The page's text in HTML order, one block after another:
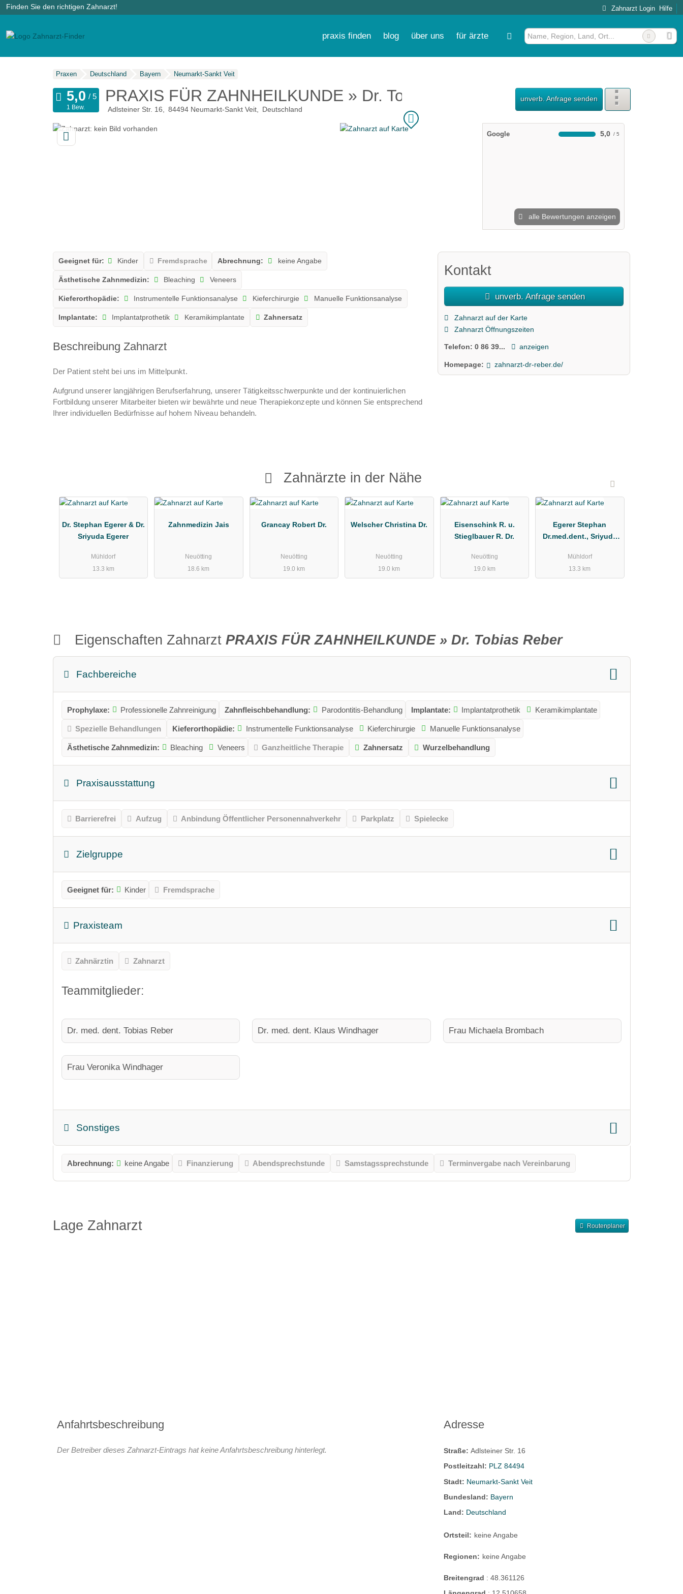
Finden Sie den richtigen Zahnarzt! Zahnarzt Login Hilfe
praxis finden blog über uns für ärzte
Praxen Deutschland Bayern Neumarkt-Sankt Veit
PRAXIS FÜR ZAHNHEILKUNDE » Dr. Tobias Reber
Adlsteiner Str. 16 84494 Neumarkt-Sankt Veit Deutschland
unverb. Anfrage senden
1 Bew.
Google 5,0
alle Bewertungen anzeigen
Geeignet für: Kinder Fremdsprache Abrechnung: keine Angabe
Ästhetische Zahnmedizin: Bleaching Veneers
Kieferorthopädie: Instrumentelle Funktionsanalyse Kieferchirurgie Manuelle Funktionsanalyse
Implantate: Implantatprothetik Keramikimplantate Zahnersatz
Beschreibung Zahnarzt
Der Patient steht bei uns im Mittelpunkt.
Aufgrund unserer langjährigen Berufserfahrung, unserer Tätigkeitsschwerpunkte und der kontinuierlichen
Fortbildung unserer Mitarbeiter bieten wir bewährte und neue Therapiekonzepte und können Sie entsprechend
Ihrer individuellen Bedürfnisse auf hohem Niveau behandeln.
Kontakt
unverb. Anfrage senden
Zahnarzt auf der Karte
Zahnarzt Öffnungszeiten
Telefon:0 86 39... anzeigen
Homepage: zahnarzt-dr-reber.de/
Zahnärzte in der Nähe
Dr. Stephan Egerer & Dr.
Sriyuda Egerer
Mühldorf
13.3 km
Zahnmedizin Jais
Neuötting
18.6 km
Grancay Robert Dr.
Neuötting
19.0 km
Welscher Christina Dr.
Neuötting
19.0 km
Eisenschink R. u.
Stieglbauer R. Dr.
Neuötting
19.0 km
Egerer Stephan
Dr.med.dent., Sriyuda
Mühldorf
13.3 km
Eigenschaften ZahnarztPRAXIS FÜR ZAHNHEILKUNDE » Dr. Tobias Reber
Fachbereiche
Prophylaxe: Professionelle Zahnreinigung Zahnfleischbehandlung: Parodontitis-Behandlung Implantate: Implantatprothetik Keramikimplantate
Spezielle Behandlungen Kieferorthopädie: Instrumentelle Funktionsanalyse Kieferchirurgie Manuelle Funktionsanalyse
Ästhetische Zahnmedizin: Bleaching Veneers Ganzheitliche Therapie Zahnersatz Wurzelbehandlung
Praxisausstattung
Barrierefrei Aufzug Anbindung Öffentlicher Personennahverkehr Parkplatz Spielecke
Zielgruppe
Geeignet für: Kinder Fremdsprache
Praxisteam
Zahnärztin Zahnarzt
Teammitglieder:
Dr. med. dent. Tobias Reber Dr. med. dent. Klaus Windhager Frau Michaela Brombach
Frau Veronika Windhager
Sonstiges
Abrechnung: keine Angabe Finanzierung Abendsprechstunde Samstagssprechstunde Terminvergabe nach Vereinbarung
Lage Zahnarzt Routenplaner
Anfahrtsbeschreibung
Der Betreiber dieses Zahnarzt-Eintrags hat keine Anfahrtsbeschreibung hinterlegt.
Adresse
Straße:Adlsteiner Str. 16
Postleitzahl: PLZ 84494
Stadt: Neumarkt-Sankt Veit
Bundesland: Bayern
Land: Deutschland
Ortsteil: keine Angabe
Regionen: keine Angabe
Breitengrad :48.361126